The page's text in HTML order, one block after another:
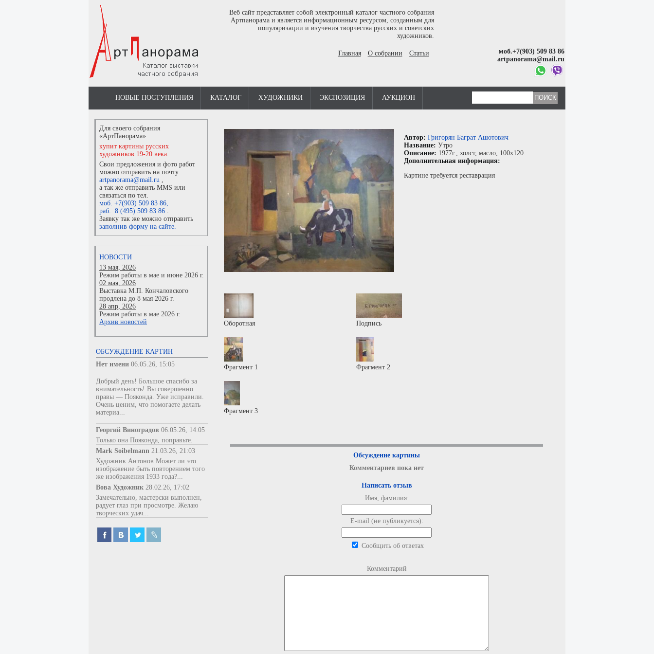
Веб сайт представляет собой электронный каталог частного собрания
Артпанорама и является информационным ресурсом, созданным для
популяризации и изучения творчества русских и советских
художников.
Главная О собрании Статьи
моб.+7(903) 509 83 86
artpanorama@mail.ru
НОВЫЕ ПОСТУПЛЕНИЯ КАТАЛОГ ХУДОЖНИКИ ЭКСПОЗИЦИЯ АУКЦИОН
Для своего собрания
«АртПанорама»
купит картины русских
художников 19-20 века.
Свои предложения и фото работ
можно отправить на почту
artpanorama@mail.ru ,
а так же отправить MMS или
связаться по тел.
моб. +7(903) 509 83 86,
раб. 8 (495) 509 83 86 .
Заявку так же можно отправить
заполнив форму на сайте.
НОВОСТИ
13 мая, 2026
Режим работы в мае и июне 2026 г.
02 мая, 2026
Выставка М.П. Кончаловского
продлена до 8 мая 2026 г.
28 апр, 2026
Режим работы в мае 2026 г.
Архив новостей
ОБСУЖДЕНИЕ КАРТИН
Нет имени 06.05.26, 15:05
Добрый день! Большое спасибо за
внимательность! Вы совершенно
правы — Пояконда. Уже исправили.
Очень ценим, что помогаете делать
материа...
Георгий Виноградов 06.05.26, 14:05
Только она Пояконда, поправьте.
Mark Soibelmann 21.03.26, 21:03
Художник Антонов Может ли это
изображение быть повторением того
же изображения 1933 года?...
Вова Художник 28.02.26, 17:02
Замечательно, мастерски выполнен,
радует глаз при просмотре. Желаю
творческих удач...
Автор: Григорян Баграт Ашотович
Название: Утро
Описание: 1977г., холст, масло, 100x120.
Дополнительная информация:
Картине требуется реставрация
Оборотная Подпись
Фрагмент 1 Фрагмент 2
Фрагмент 3
Обсуждение картины
Комментариев пока нет
Написать отзыв
Имя, фамилия:
E-mail (не публикуется):
Сообщить об ответах
Комментарий